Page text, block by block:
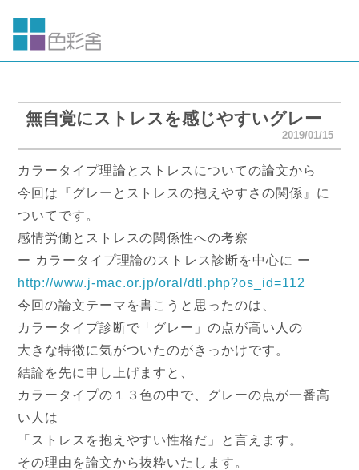
無自覚にストレスを感じやすいグレー
2019/01/15
カラータイプ理論とストレスについての論文から
今回は『グレーとストレスの抱えやすさの関係』に
ついてです。
感情労働とストレスの関係性への考察
ー カラータイプ理論のストレス診断を中心に ー
http://www.j-mac.or.jp/oral/dtl.php?os_id=112
今回の論文テーマを書こうと思ったのは、
カラータイプ診断で「グレー」の点が高い人の
大きな特徴に気がついたのがきっかけです。
結論を先に申し上げますと、
カラータイプの１３色の中で、グレーの点が一番高
い人は
「ストレスを抱えやすい性格だ」と言えます。
その理由を論文から抜粋いたします。